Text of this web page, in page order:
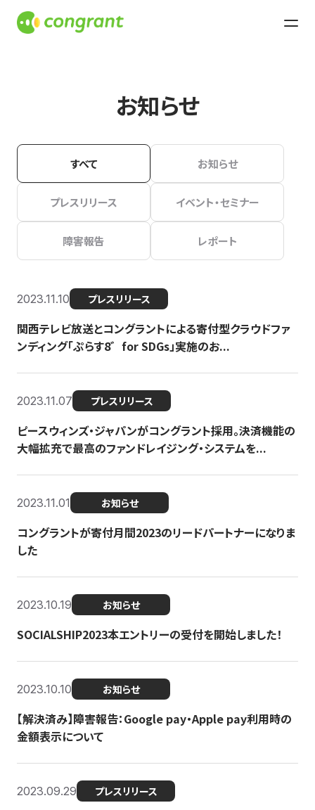
お知らせ
すべて お知らせ
プレスリリース イベント・セミナー
障害報告 レポート
2023.11.10 プレスリリース
関西テレビ放送とコングラントによる寄付型クラウドファ
ンディング「ぷらす8゛for SDGs」実施のお...
2023.11.07 プレスリリース
ピースウィンズ・ジャパンがコングラント採用。決済機能の
大幅拡充で最高のファンドレイジング・システムを...
2023.11.01 お知らせ
コングラントが寄付月間2023のリードパートナーになりま
した
2023.10.19 お知らせ
SOCIALSHIP2023本エントリーの受付を開始しました！
2023.10.10 お知らせ
【解決済み】障害報告：Google pay・Apple pay利用時の
金額表示について
2023.09.29 プレスリリース